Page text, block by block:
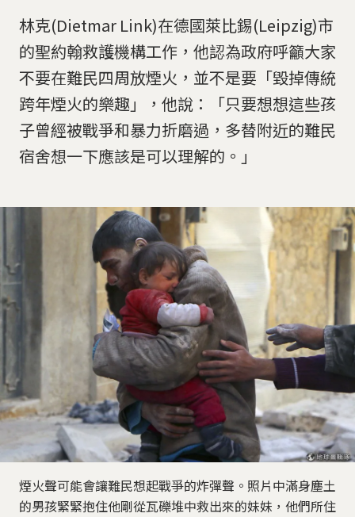
林克(Dietmar Link)在德國萊比錫(Leipzig)市
的聖約翰救護機構工作，他認為政府呼籲大家
不要在難民四周放煙火，並不是要「毀掉傳統
跨年煙火的樂趣」，他說：「只要想想這些孩
子曾經被戰爭和暴力折磨過，多替附近的難民
宿舍想一下應該是可以理解的。」
煙火聲可能會讓難民想起戰爭的炸彈聲。照片中滿身塵土
的男孩緊緊抱住他剛從瓦礫堆中救出來的妹妹，他們所住